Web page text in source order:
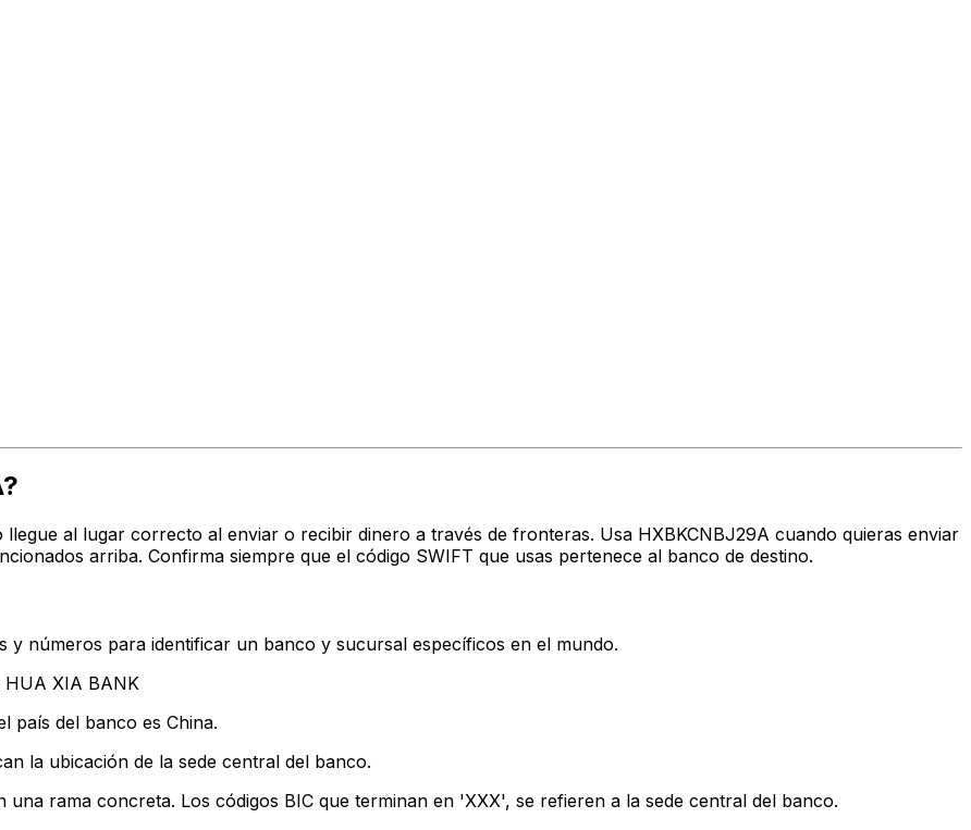
al lugar correcto al enviar o recibir dinero a través de fronteras. Usa HXBKCNBJ29A cuando quieras enviar
arriba. Confirma siempre que el código SWIFT que usas pertenece al banco de destino.
y números para identificar un banco y sucursal específicos en el mundo.
HUA XIA BANK
país del banco es China.
la ubicación de la sede central del banco.
una rama concreta. Los códigos BIC que terminan en 'XXX', se refieren a la sede central del banco.